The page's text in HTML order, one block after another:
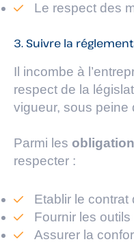
Le respect des
3. Suivre la
Il incombe à
respect de la
vigueur, sous peine
Parmi les
respecter :
Etablir le contrat
Fournir les
Assurer la